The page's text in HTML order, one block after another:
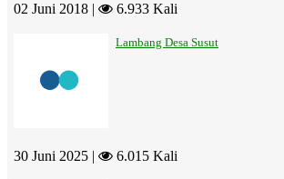
02 Juni 2018 | 6.933 Kali
Lambang Desa Susut
30 Juni 2025 | 6.015 Kali